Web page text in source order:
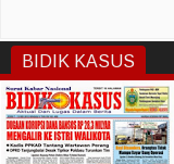
BIDIK KASUS